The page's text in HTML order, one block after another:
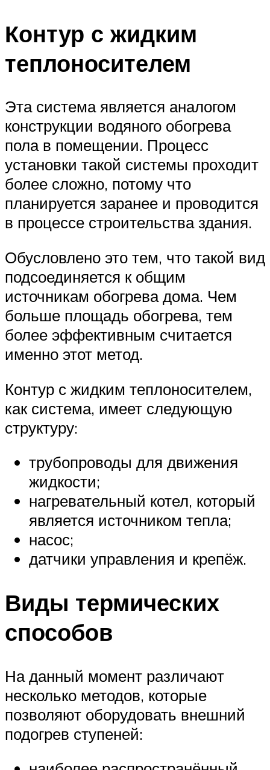
Контур с жидким
теплоносителем
Эта система является аналогом
конструкции водяного обогрева
пола в помещении. Процесс
установки такой системы проходит
более сложно, потому что
планируется заранее и проводится
в процессе строительства здания.
Обусловлено это тем, что такой вид
подсоединяется к общим
источникам обогрева дома. Чем
больше площадь обогрева, тем
более эффективным считается
именно этот метод.
Контур с жидким теплоносителем,
как система, имеет следующую
структуру:
трубопроводы для движения
жидкости;
нагревательный котел, который
является источником тепла;
насос;
датчики управления и крепёж.
Виды термических
способов
На данный момент различают
несколько методов, которые
позволяют оборудовать внешний
подогрев ступеней: